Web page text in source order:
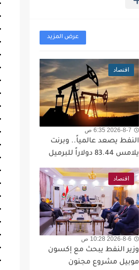
عرض المزيد
اقتصاد
2026-8-7 6:35 ص
النفط يصعد عالمياً.. وبرنت
يلامس 83.44 دولاراً للبرميل
اقتصاد
2026-8-6 10:28 ص
وزير النفط يبحث مع إكسون
موبيل مشروع مجنون